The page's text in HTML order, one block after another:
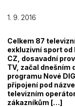
1. 9. 2016
Celkem 87
exkluzivní sport od
CZ, dosavadní
TV, začal dnešním
programu Nové
připojení pod
televizním
zákazníkům […]